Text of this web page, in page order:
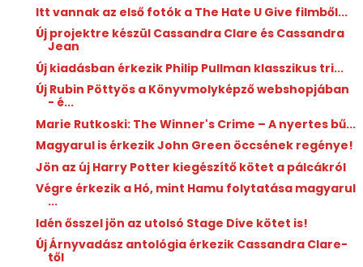
Itt vannak az első fotók a The Hate U Give filmből...
Új projektre készül Cassandra Clare és Cassandra
Jean
Új kiadásban érkezik Philip Pullman klasszikus tri...
Új Rubin Pöttyös a Könyvmolyképző webshopjában
- é...
Marie Rutkoski: The ​Winner's Crime – A nyertes bű...
Magyarul is érkezik John Green öccsének regénye!
Jön az új Harry Potter kiegészítő kötet a pálcákról
Végre érkezik a Hó, mint Hamu folytatása magyarul
...
Idén ősszel jön az utolsó Stage Dive kötet is!
Új Árnyvadász antológia érkezik Cassandra Clare-
től